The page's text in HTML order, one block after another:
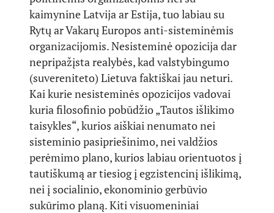
kaimynine Latvija ar Estija, tuo labiau su
Rytų ar Vakarų Europos anti-sisteminėmis
organizacijomis. Nesisteminė opozicija dar
nepripažįsta realybės, kad valstybingumo
(suvereniteto) Lietuva faktiškai jau neturi.
Kai kurie nesisteminės opozicijos vadovai
kuria filosofinio pobūdžio „Tautos išlikimo
taisykles“, kurios aiškiai nenumato nei
sisteminio pasipriešinimo, nei valdžios
perėmimo plano, kurios labiau orientuotos į
tautiškumą ar tiesiog į egzistencinį išlikimą,
nei į socialinio, ekonominio gerbūvio
sukūrimo planą. Kiti visuomeniniai